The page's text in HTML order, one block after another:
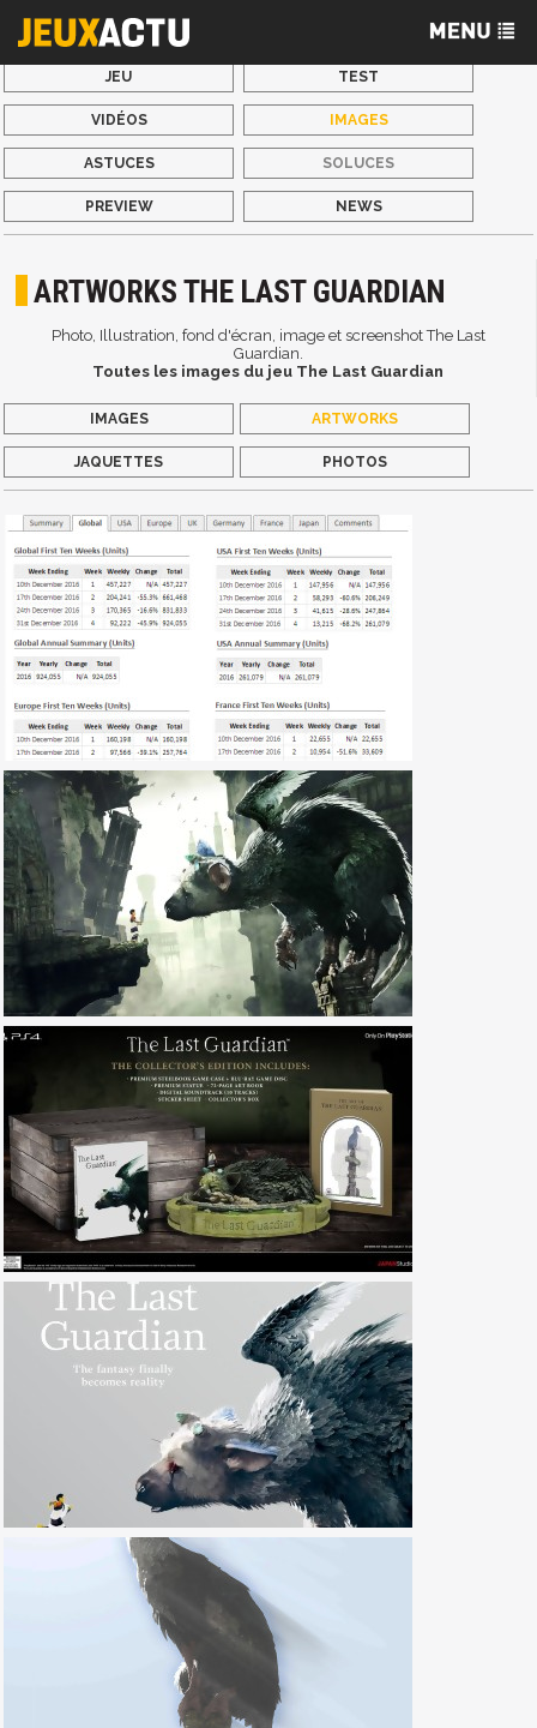
JEU TEST
VIDÉOS IMAGES
ASTUCES SOLUCES
PREVIEW NEWS
ARTWORKS THE LAST GUARDIAN
Photo, Illustration, fond d'écran, image et screenshot The Last
Guardian.
Toutes les images du jeu The Last Guardian
IMAGES ARTWORKS
JAQUETTES PHOTOS